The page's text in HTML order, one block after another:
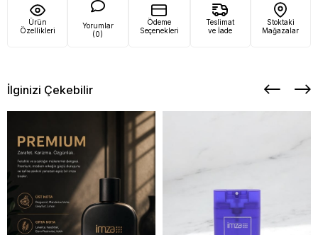
Ürün
Özellikleri
Yorumlar
(0)
Ödeme
Seçenekleri
Teslimat
ve İade
Stoktaki
Mağazalar
İlginizi Çekebilir